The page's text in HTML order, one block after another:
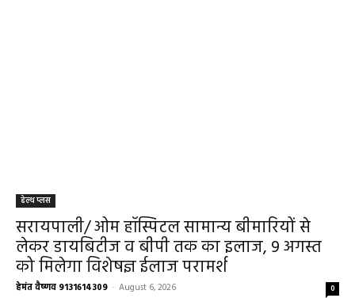
हेल्थ प्लस
सरायपाली/ ओम हॉस्पिटल सामान्य बीमारियों से
लेकर डायबिटीज व बीपी तक का इलाज, 9 अगस्त
को मिलेगा विशेषज्ञ ईलाज परामर्श
हेमंत वैष्णव 9131614309 - August 6, 2026 0